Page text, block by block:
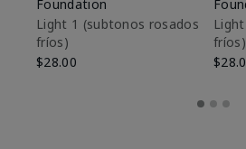
Foundation
Light 1​ (subtonos rosados
fríos)
$28.00
fríos)